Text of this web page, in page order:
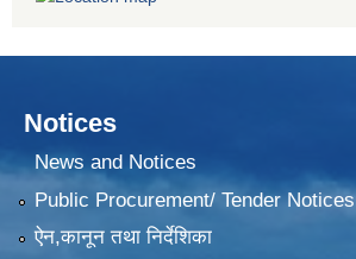
Notices
News and Notices
Public Procurement/ Tender Notices
ऐन,कानून तथा निर्देशिका